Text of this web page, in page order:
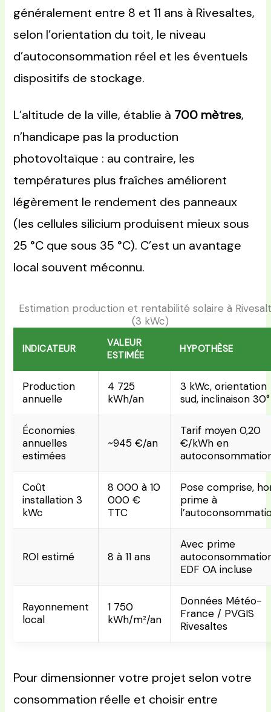
généralement entre 8 et 11 ans à Rivesaltes,
selon l’orientation du toit, le niveau
d’autoconsommation réel et les éventuels
dispositifs de stockage.
L’altitude de la ville, établie à 700 mètres,
n’handicape pas la production
photovoltaïque : au contraire, les
températures plus fraîches améliorent
légèrement le rendement des panneaux
(les cellules silicium produisent mieux sous
25 °C que sous 35 °C). C’est un avantage
local souvent méconnu.
Estimation production et rentabilité solaire à
(3 kWc)
INDICATEUR
VALEUR
ESTIMÉE
HYPOTHÈSE
Production
annuelle
4 725
kWh/an
3 kWc, orientation
sud, inclinaison 30°
Économies
annuelles
estimées
~945 €/an
Tarif moyen 0,20
€/kWh en
Coût
installation 3
kWc
8 000 à 10
000 €
TTC
Pose comprise,
prime à
ROI estimé 8 à 11 ans
Avec prime
EDF OA incluse
Rayonnement
local
1 750
kWh/m²/an
Données Météo-
France / PVGIS
Rivesaltes
Pour dimensionner votre projet selon votre
consommation réelle et choisir entre